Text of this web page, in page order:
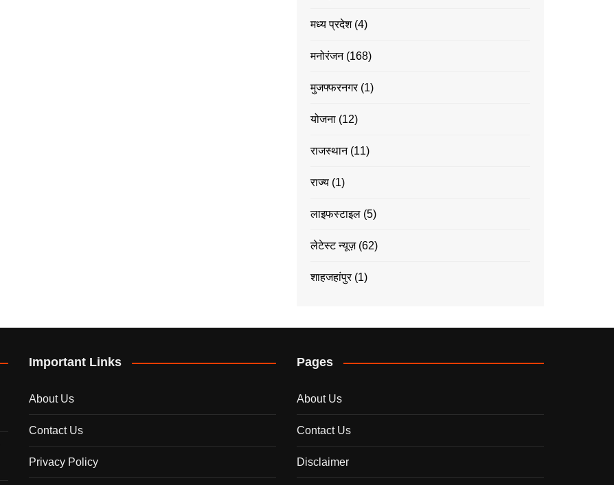
मध्य प्रदेश(4)
मनोरंजन(168)
मुजफ्फरनगर(1)
योजना (12)
राजस्थान(11)
राज्य (1)
लाइफस्टाइल (5)
लेटेस्ट न्यूज़(62)
शाहजहांपुर(1)
Important Links
About Us
Contact Us
Privacy Policy
Pages
About Us
Contact Us
Disclaimer